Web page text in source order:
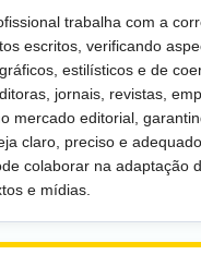
trabalha com a
escritos, verificando
estilísticos e de
jornais, revistas,
mercado editorial,
claro, preciso e
colaborar na adaptação
e mídias.